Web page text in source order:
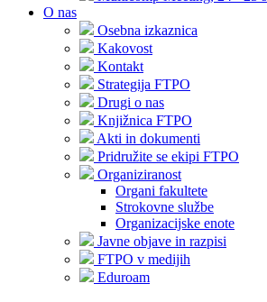
O nas
Osebna izkaznica
Kakovost
Kontakt
Strategija FTPO
Drugi o nas
Knjižnica FTPO
Akti in dokumenti
Pridružite se ekipi FTPO
Organiziranost
Organi fakultete
Strokovne službe
Organizacijske enote
Javne objave in razpisi
FTPO v medijih
Eduroam